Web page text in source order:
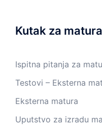
Kutak za
Ispitna pitanja za
Testovi – Eksterna
Eksterna matura
Uputstvo za izradu